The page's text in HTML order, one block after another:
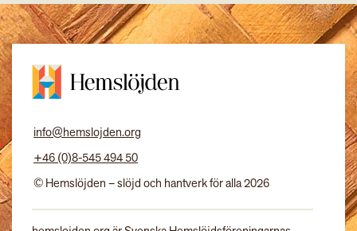
info@hemslojden.org
+46 (0)8-545 494 50
© Hemslöjden – slöjd och hantverk för alla 2026